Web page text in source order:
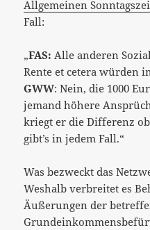
Allgemeinen
Fall:
„FAS: Alle anderen
Rente et cetera würden
GWW: Nein, die 1000
jemand höhere
kriegt er die Differenz
gibt’s in jedem Fall.“
Was bezweckt das
Weshalb verbreitet es
Äußerungen der